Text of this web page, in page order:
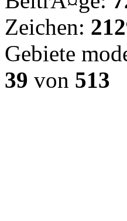
Zeichen:
Gebiete
39 von 513